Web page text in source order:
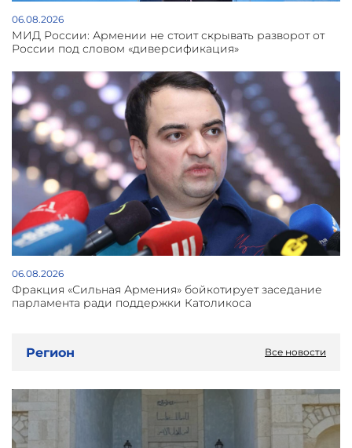
06.08.2026
МИД России: Армении не стоит скрывать разворот от
России под словом «диверсификация»
06.08.2026
Фракция «Сильная Армения» бойкотирует заседание
парламента ради поддержки Католикоса
Регион Все новости